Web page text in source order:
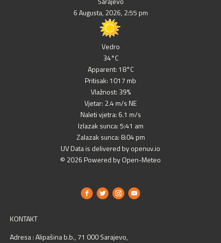
6 Augusta, 2026, 2:55 pm
Vedro
34°C
Apparent: 18°C
Pritisak: 1017 mb
Vlažnost: 39%
Vjetar: 2.4 m/s NE
Naleti vjetra: 6.1 m/s
Izlazak sunca: 5:41 am
Zalazak sunca: 8:04 pm
UV Data is delivered by openuv.io
© 2026 Powered by Open-Meteo
KONTAKT
Adresa : Alipašina b.b., 71 000 Sarajevo,